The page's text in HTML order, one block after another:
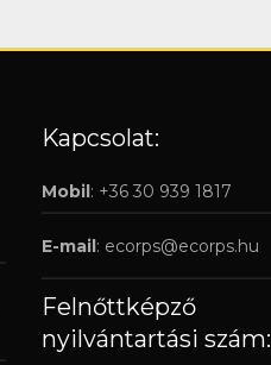
Kapcsolat:
Mobil: +36 30 939 1817
E-mail: ecorps@ecorps.hu
Felnőttképző
nyilvántartási szám: